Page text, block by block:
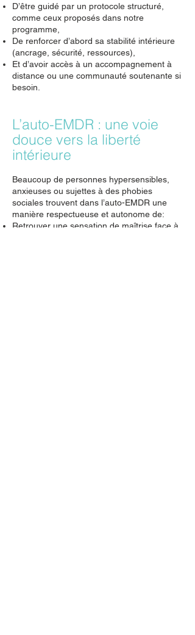
D’être guidé par un protocole structuré,
comme ceux proposés dans notre
programme,
De renforcer d’abord sa stabilité intérieure
(ancrage, sécurité, ressources),
Et d’avoir accès à un accompagnement à
distance ou une communauté soutenante si
besoin.
L’auto-EMDR : une voie
douce vers la liberté
intérieure
Beaucoup de personnes hypersensibles,
anxieuses ou sujettes à des phobies
sociales trouvent dans l’auto-EMDR une
manière respectueuse et autonome de:
Retrouver une sensation de maîtrise face à